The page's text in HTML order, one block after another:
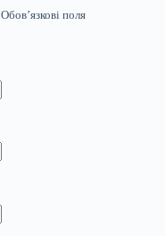
Обов’язкові поля